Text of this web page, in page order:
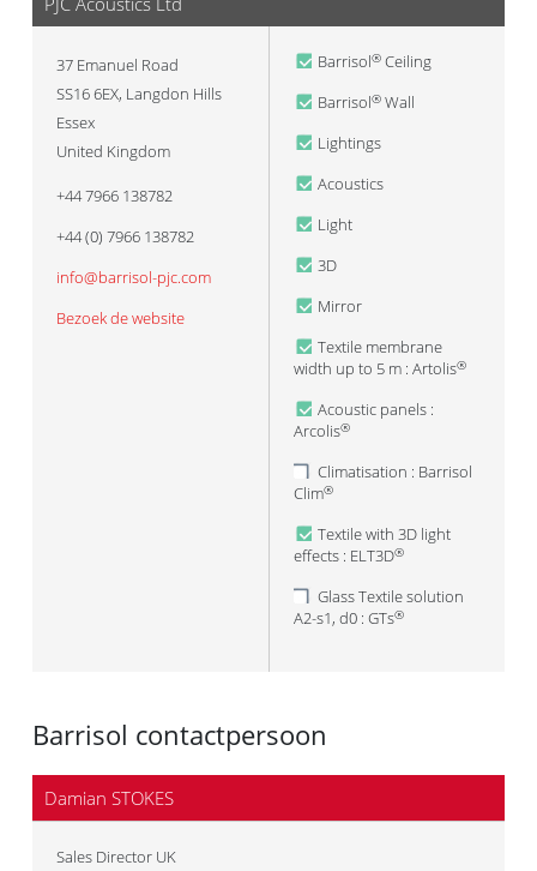
37 Emanuel Road
SS16 6EX, Langdon Hills
Essex
United Kingdom
+44 7966 138782
+44 (0) 7966 138782
info@barrisol-pjc.com
Bezoek de website
Barrisol® Ceiling
Barrisol® Wall
Lightings
Acoustics
Light
3D
Mirror
Textile membrane
width up to 5 m : Artolis®
Acoustic panels :
Arcolis®
Climatisation : Barrisol
Clim®
Textile with 3D light
effects : ELT3D®
Glass Textile solution
A2-s1, d0 : GTs®
Barrisol contactpersoon
Damian STOKES
Sales Director UK